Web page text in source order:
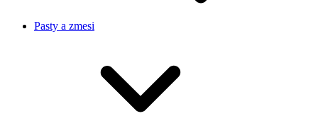
Pasty a zmesi